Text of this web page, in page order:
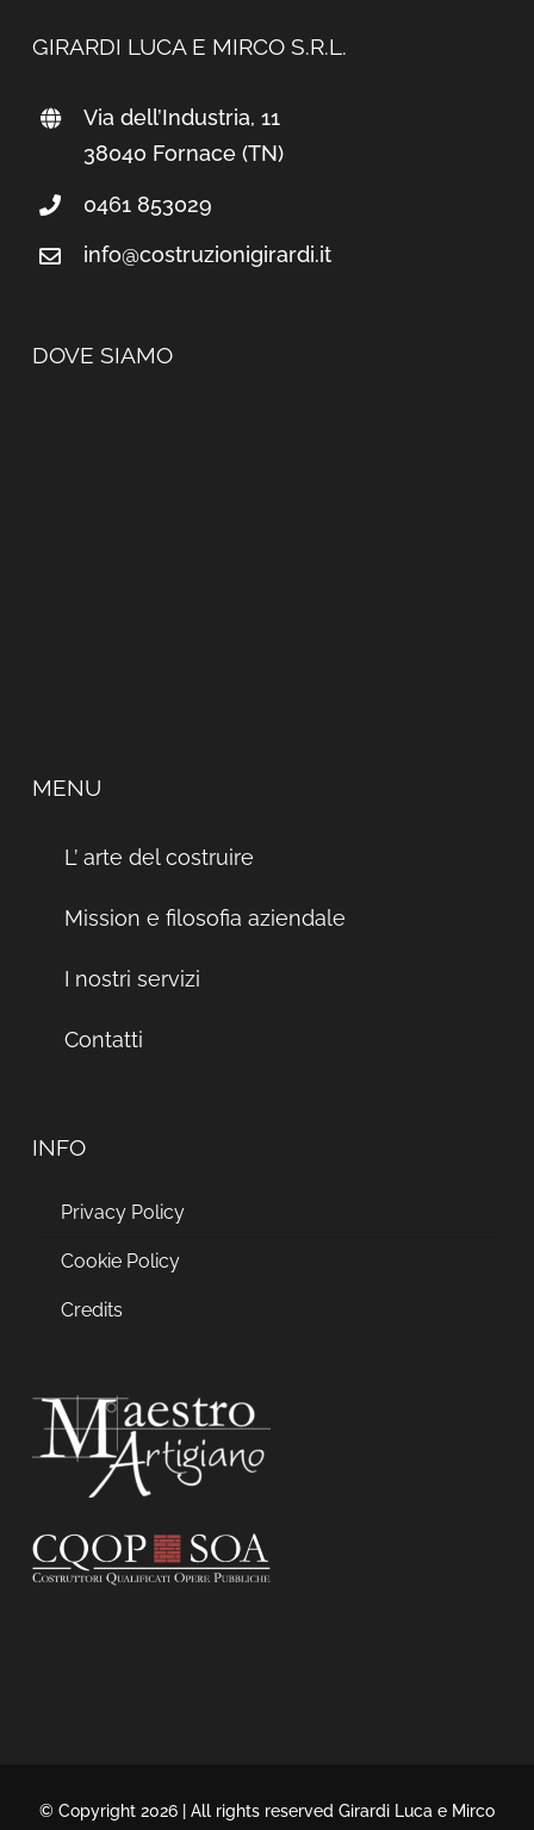
GIRARDI LUCA E MIRCO S.R.L.
Via dell’Industria, 11
38040 Fornace (TN)
0461 853029
info@costruzionigirardi.it
DOVE SIAMO
MENU
L’ arte del costruire
Mission e filosofia aziendale
I nostri servizi
Contatti
INFO
Privacy Policy
Cookie Policy
Credits
© Copyright 2026 | All rights reserved Girardi Luca e Mirco